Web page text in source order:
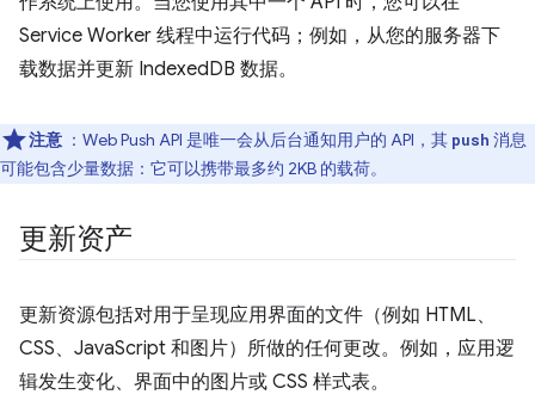
Service Worker 线程中运行代码；例如，从您的服务器下
载数据并更新 IndexedDB 数据。
注意 ：Web Push API 是唯一会从后台通知用户的 API，其 push 消息
可能包含少量数据：它可以携带最多约 2KB 的载荷。
更新资产
更新资源包括对用于呈现应用界面的文件（例如 HTML、
CSS、JavaScript 和图片）所做的任何更改。例如，应用逻
辑发生变化、界面中的图片或 CSS 样式表。